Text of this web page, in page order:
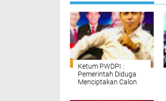
Ketum PWDPI :
Pemerintah Diduga
Menciptakan Calon